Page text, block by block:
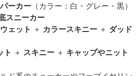
ーカー （カラー：白・グレー・黒）
スニーカー
ェット ＋ カラースキニー ＋ ダッド
ト ＋ スキニー ＋ キャップやニット